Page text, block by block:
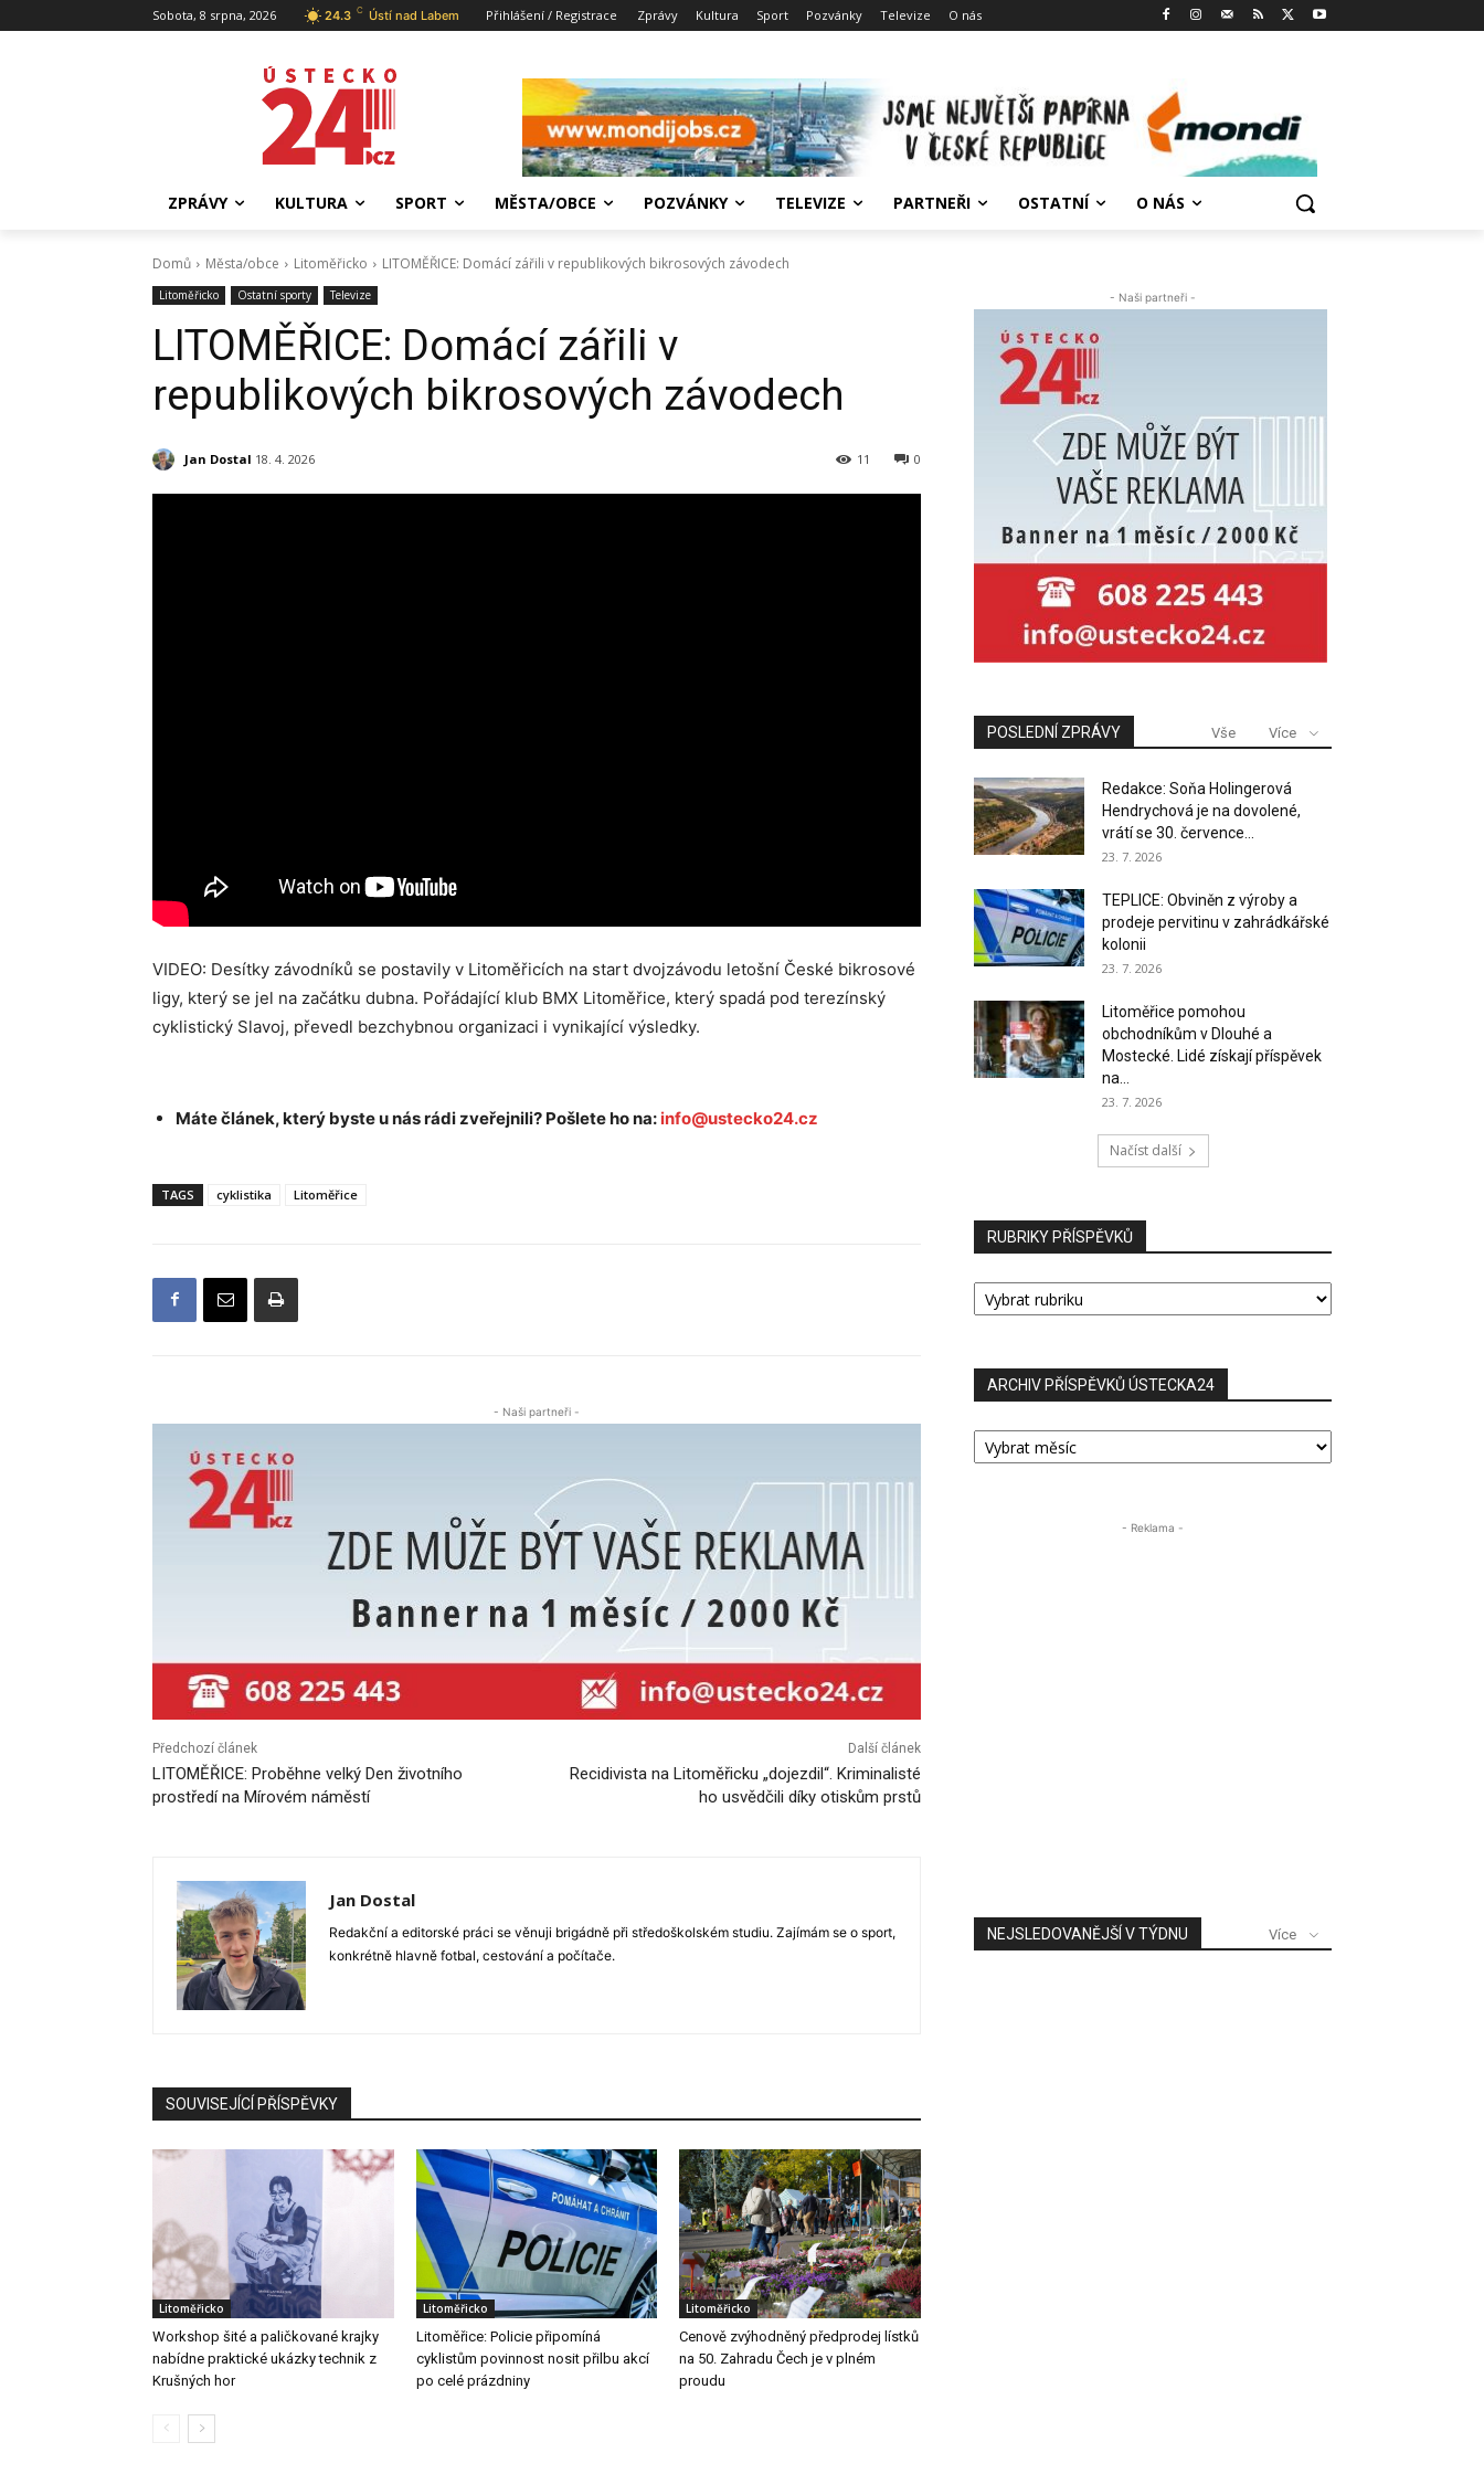
Sobota, 8 srpna, 2026 24.3 C Ústí nad Labem Přihlášení / Registrace Zprávy Kultura Sport Pozvánky Televize O nás
ZPRÁVY KULTURA SPORT MĚSTA/OBCE POZVÁNKY TELEVIZE PARTNEŘI OSTATNÍ O NÁS
Domů Města/obce Litoměřicko LITOMĚŘICE: Domácí zářili v republikových bikrosových závodech
Litoměřicko Ostatní sporty Televize
LITOMĚŘICE: Domácí zářili v
republikových bikrosových závodech
Jan Dostal 18. 4. 2026 0
11
VIDEO: Desítky závodníků se postavily v Litoměřicích na start dvojzávodu letošní České bikrosové
ligy, který se jel na začátku dubna. Pořádající klub BMX Litoměřice, který spadá pod terezínský
cyklistický Slavoj, převedl bezchybnou organizaci i vynikající výsledky.
Máte článek, který byste u nás rádi zveřejnili? Pošlete ho na: info@ustecko24.cz
TAGS cyklistika Litoměřice
- Naši partneři -
Předchozí článek
LITOMĚŘICE: Proběhne velký Den životního
prostředí na Mírovém náměstí
Další článek
Recidivista na Litoměřicku „dojezdil“. Kriminalisté
ho usvědčili díky otiskům prstů
Jan Dostal
Redakční a editorské práci se věnuji brigádně při středoškolském studiu. Zajímám se o sport,
konkrétně hlavně fotbal, cestování a počítače.
SOUVISEJÍCÍ PŘÍSPĚVKY
Litoměřicko
Workshop šité a paličkované krajky
nabídne praktické ukázky technik z
Krušných hor
Litoměřicko
Litoměřice: Policie připomíná
cyklistům povinnost nosit přilbu akcí
po celé prázdniny
Litoměřicko
Cenově zvýhodněný předprodej lístků
na 50. Zahradu Čech je v plném
proudu
- Naši partneři -
POSLEDNÍ ZPRÁVY Vše Více
Redakce: Soňa Holingerová
Hendrychová je na dovolené,
vrátí se 30. července...
23. 7. 2026
TEPLICE: Obviněn z výroby a
prodeje pervitinu v zahrádkářské
kolonii
23. 7. 2026
Litoměřice pomohou
obchodníkům v Dlouhé a
Mostecké. Lidé získají příspěvek
na...
23. 7. 2026
Načíst další
RUBRIKY PŘÍSPĚVKŮ
RUBRIKY
PŘÍSPĚVKŮ
ARCHIV PŘÍSPĚVKŮ ÚSTECKA24
ARCHIV
PŘÍSPĚVKŮ
- Reklama -
NEJSLEDOVANĚJŠÍ V TÝDNU Více